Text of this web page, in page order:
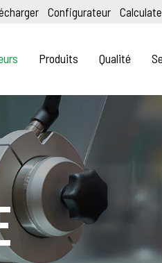
Configurateur
Produits Qualité